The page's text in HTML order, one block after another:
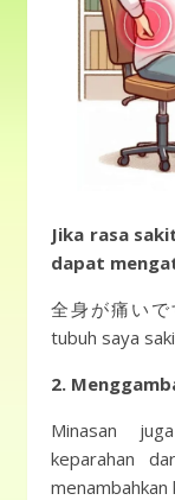
Jika rasa
dapat
全身が痛いで
tubuh saya
2.
Minasan
keparahan